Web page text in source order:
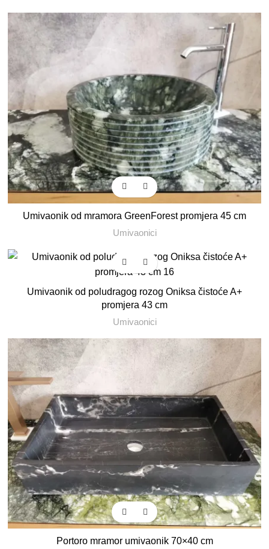
Umivaonik od mramora GreenForest promjera 45 cm
Umivaonici
Umivaonik od poludragog rozog Oniksa čistoće A+
promjera 43 cm
Umivaonici
Portoro mramor umivaonik 70×40 cm